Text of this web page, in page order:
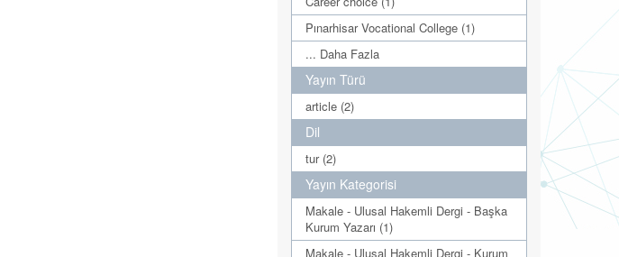
Pınarhisar Vocational College (1)
... Daha Fazla
Yayın Türü
article (2)
Dil
tur (2)
Yayın Kategorisi
Makale - Ulusal Hakemli Dergi - Başka
Kurum Yazarı (1)
Makale - Ulusal Hakemli Dergi - Kurum